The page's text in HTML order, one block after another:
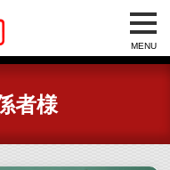
MENU
者様